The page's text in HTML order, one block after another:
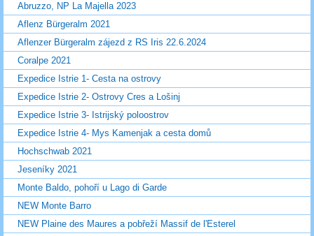
Abruzzo, NP La Majella 2023
Aflenz Bürgeralm 2021
Aflenzer Bürgeralm zájezd z RS Iris 22.6.2024
Coralpe 2021
Expedice Istrie 1- Cesta na ostrovy
Expedice Istrie 2- Ostrovy Cres a Lošinj
Expedice Istrie 3- Istrijský poloostrov
Expedice Istrie 4- Mys Kamenjak a cesta domů
Hochschwab 2021
Jeseníky 2021
Monte Baldo, pohoří u Lago di Garde
NEW Monte Barro
NEW Plaine des Maures a pobřeží Massif de l'Esterel